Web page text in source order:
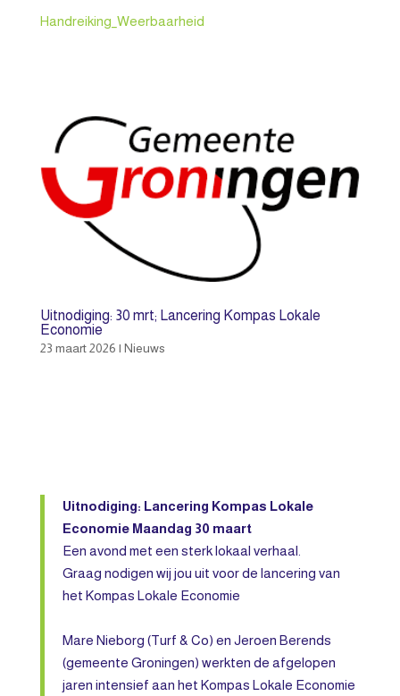
Handreiking_Weerbaarheid
Uitnodiging: 30 mrt; Lancering Kompas Lokale
Economie
23 maart 2026 | Nieuws
Uitnodiging: Lancering Kompas Lokale
Economie Maandag 30 maart
Een avond met een sterk lokaal verhaal.
Graag nodigen wij jou uit voor de lancering van
het Kompas Lokale Economie
Mare Nieborg (Turf & Co) en Jeroen Berends
(gemeente Groningen) werkten de afgelopen
jaren intensief aan het Kompas Lokale Economie